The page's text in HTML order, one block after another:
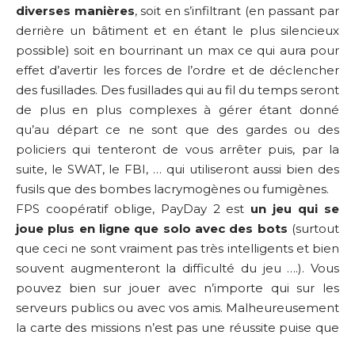
diverses manières, soit en s’infiltrant (en passant par
derrière un bâtiment et en étant le plus silencieux
possible) soit en bourrinant un max ce qui aura pour
effet d’avertir les forces de l’ordre et de déclencher
des fusillades. Des fusillades qui au fil du temps seront
de plus en plus complexes à gérer étant donné
qu’au départ ce ne sont que des gardes ou des
policiers qui tenteront de vous arrêter puis, par la
suite, le SWAT, le FBI, … qui utiliseront aussi bien des
fusils que des bombes lacrymogènes ou fumigènes.
FPS coopératif oblige, PayDay 2 est un jeu qui se
joue plus en ligne que solo avec des bots (surtout
que ceci ne sont vraiment pas très intelligents et bien
souvent augmenteront la difficulté du jeu ….). Vous
pouvez bien sur jouer avec n’importe qui sur les
serveurs publics ou avec vos amis. Malheureusement
la carte des missions n’est pas une réussite puise que